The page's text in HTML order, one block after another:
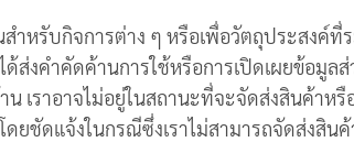
หรับกิจการต่าง ๆ หรือเพื่อวัตถุประสงค์ที่
ส่งคำคัดค้านการใช้หรือการเปิดเผยข้อมูล
เราอาจไม่อยู่ในสถานะที่จะจัดส่งสินค้าห
ยชัดแจ้งในกรณีซึ่งเราไม่สามารถจัดส่งสิ